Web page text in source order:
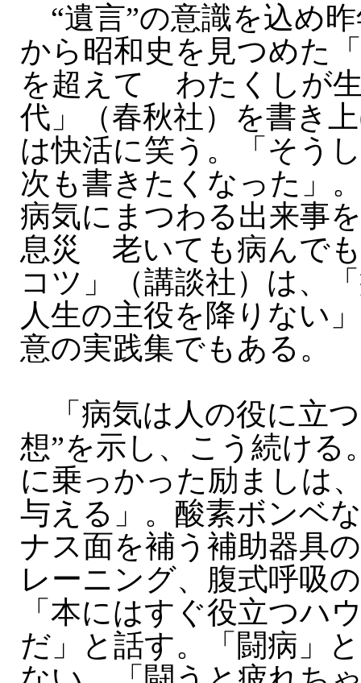
“遺言”の意識を込め
から昭和史を見つめた
を超えて わたくしが
代」（春秋社）を書き
は快活に笑う。「そう
次も書きたくなった」
病気にまつわる出来事
息災 老いても病んで
コツ」（講談社）は、
人生の主役を降りない
意の実践集でもある。
「病気は人の役に立
想”を示し、こう続ける
に乗っかった励ましは
与える」。酸素ボンベ
ナス面を補う補助器具
レーニング、腹式呼吸
「本にはすぐ役立つハ
だ」と話す。「闘病」